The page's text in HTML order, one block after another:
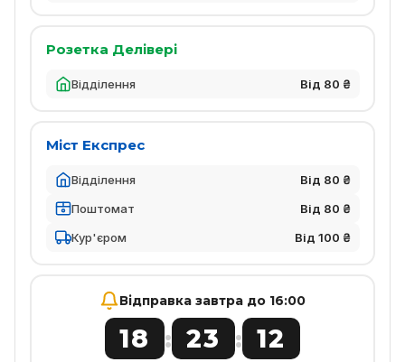
Розетка Делівері
Відділення Від 80 ₴
Міст Експрес
Відділення
Від 80 ₴
Поштомат
Від 80 ₴
Кур'єром
Від 100 ₴
Відправка завтра до 16:00
18 : 23 : 11